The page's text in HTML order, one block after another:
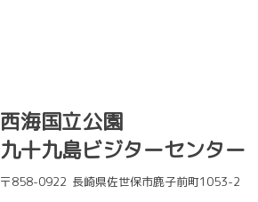
ョ
ン
西海国立公園
九十九島ビジターセンター
〒858-0922 長崎県佐世保市鹿子前町1053-2